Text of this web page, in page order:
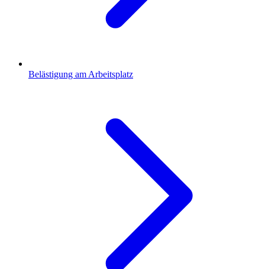
Belästigung am Arbeitsplatz